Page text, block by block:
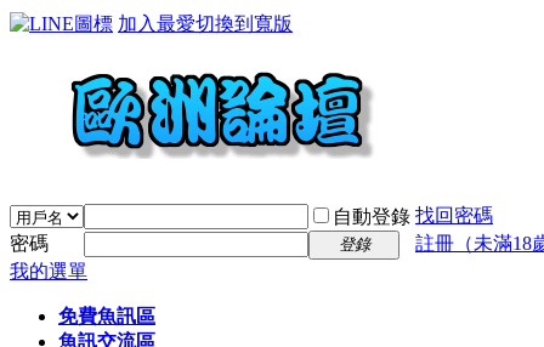
加入最愛切換到寬版
自動登錄 找回密碼
密碼
登錄
註冊（未滿18
我的選單
免費魚訊區
魚訊交流區